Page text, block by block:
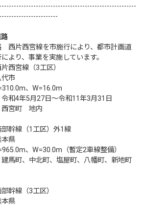
西片西宮線を市施行により、都市計画道
より、事業を実施しています。
西宮線（3工区）
市
、W=16.0m
4年5月27日〜令和11年3月31日
宮町 地内
幹線（1工区）外1線
県
、W=30.0m（暫定2車線整備）
町、中北町、塩屋町、八幡町、新地町
幹線（3工区）
県